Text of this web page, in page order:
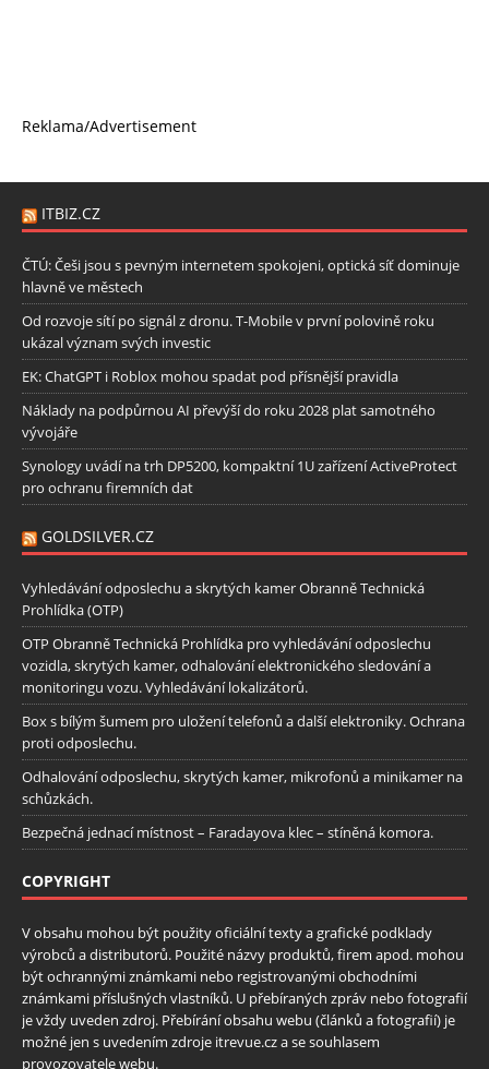
Reklama/Advertisement
ITBIZ.CZ
ČTÚ: Češi jsou s pevným internetem spokojeni, optická síť dominuje
hlavně ve městech
Od rozvoje sítí po signál z dronu. T-Mobile v první polovině roku
ukázal význam svých investic
EK: ChatGPT i Roblox mohou spadat pod přísnější pravidla
Náklady na podpůrnou AI převýší do roku 2028 plat samotného
vývojáře
Synology uvádí na trh DP5200, kompaktní 1U zařízení ActiveProtect
pro ochranu firemních dat
GOLDSILVER.CZ
Vyhledávání odposlechu a skrytých kamer Obranně Technická
Prohlídka (OTP)
OTP Obranně Technická Prohlídka pro vyhledávání odposlechu
vozidla, skrytých kamer, odhalování elektronického sledování a
monitoringu vozu. Vyhledávání lokalizátorů.
Box s bílým šumem pro uložení telefonů a další elektroniky. Ochrana
proti odposlechu.
Odhalování odposlechu, skrytých kamer, mikrofonů a minikamer na
schůzkách.
Bezpečná jednací místnost – Faradayova klec – stíněná komora.
COPYRIGHT
V obsahu mohou být použity oficiální texty a grafické podklady
výrobců a distributorů. Použité názvy produktů, firem apod. mohou
být ochrannými známkami nebo registrovanými obchodními
známkami příslušných vlastníků. U přebíraných zpráv nebo fotografií
je vždy uveden zdroj. Přebírání obsahu webu (článků a fotografií) je
možné jen s uvedením zdroje itrevue.cz a se souhlasem
provozovatele webu.